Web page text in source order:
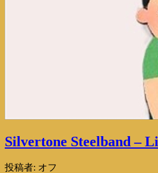
Silvertone Steelband –
投稿者: オフ